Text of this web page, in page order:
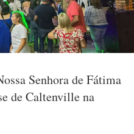
Senhora de Fátima
de Caltenville na